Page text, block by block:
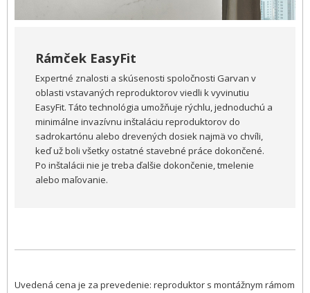
Rámček EasyFit
Expertné znalosti a skúsenosti spoločnosti Garvan v
oblasti vstavaných reproduktorov viedli k vyvinutiu
EasyFit. Táto technológia umožňuje rýchlu, jednoduchú a
minimálne invazívnu inštaláciu reproduktorov do
sadrokartónu alebo drevených dosiek najmä vo chvíli,
keď už boli všetky ostatné stavebné práce dokončené.
Po inštalácii nie je treba ďalšie dokončenie, tmelenie
alebo maľovanie.
Uvedená cena je za prevedenie: reproduktor s montážnym rámom